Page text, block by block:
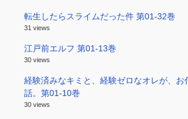
転生したらスライムだった件 第01-32巻
31 views
江戸前エルフ 第01-13巻
30 views
経験済みなキミと、経験ゼロなオレが、お
話。第01-10巻
30 views